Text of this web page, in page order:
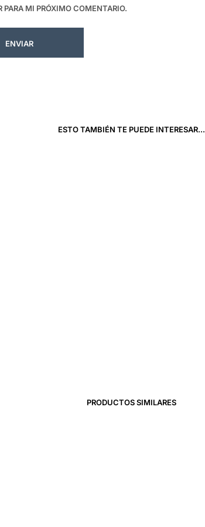
PARA MI PRÓXIMO COMENTARIO.
ESTO TAMBIÉN TE PUEDE INTERESAR...
PRODUCTOS SIMILARES